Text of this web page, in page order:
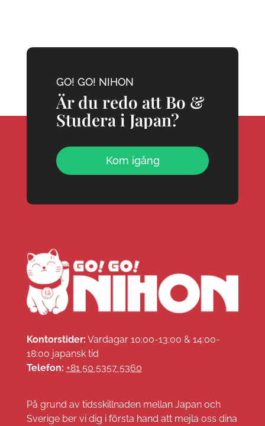
GO! GO! NIHON
Är du redo att Bo &
Studera i Japan?
Kom igång
Kontorstider: Vardagar 10:00-13:00 & 14:00-
18:00 japansk tid
Telefon: +81 50 5357 5360
På grund av tidsskillnaden mellan Japan och
Sverige ber vi dig i första hand att mejla oss dina